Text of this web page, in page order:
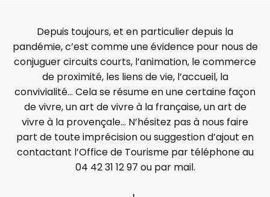
Depuis toujours, et en particulier depuis la
pandémie, c’est comme une évidence pour nous de
conjuguer circuits courts, l’animation, le commerce
de proximité, les liens de vie, l’accueil, la
convivialité… Cela se résume en une certaine façon
de vivre, un art de vivre à la française, un art de
vivre à la provençale… N’hésitez pas à nous faire
part de toute imprécision ou suggestion d’ajout en
contactant l’Office de Tourisme par téléphone au
04 42 31 12 97 ou par mail.